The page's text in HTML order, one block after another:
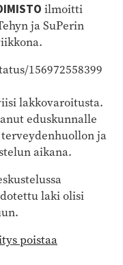
ilmoitti
ja SuPerin
156972558399
lakkovaroitusta.
eduskunnalle
ja
aikana.
laki olisi
poistaa